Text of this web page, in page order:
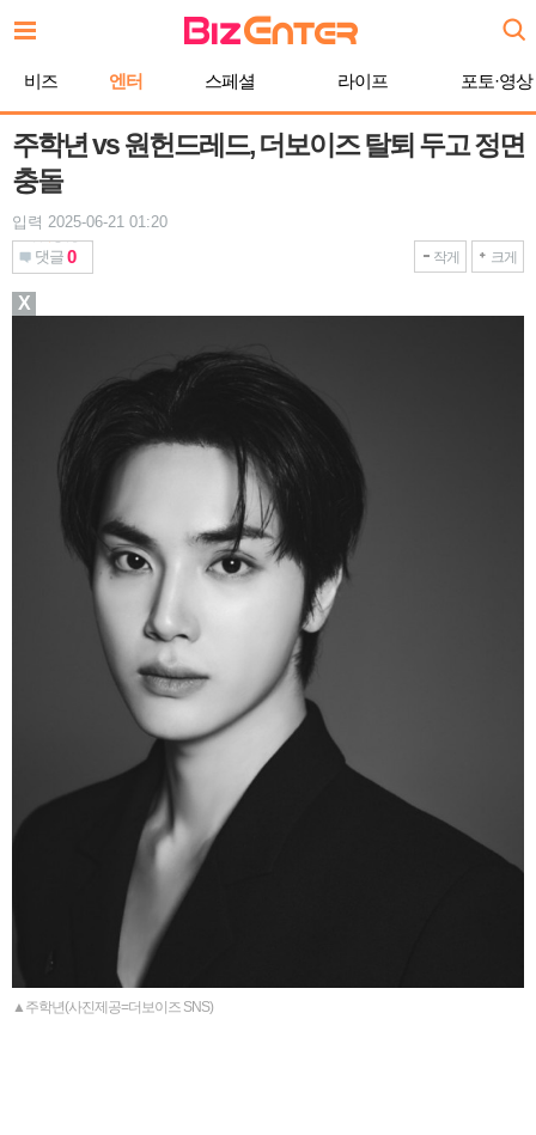
문
비즈 엔터 스페셜 라이프 포토·영상
주학년 vs 원헌드레드, 더보이즈 탈퇴 두고 정면
충돌
입력 2025-06-21 01:20
댓글 0 작게 크게
▲주학년(사진제공=더보이즈 SNS)
X